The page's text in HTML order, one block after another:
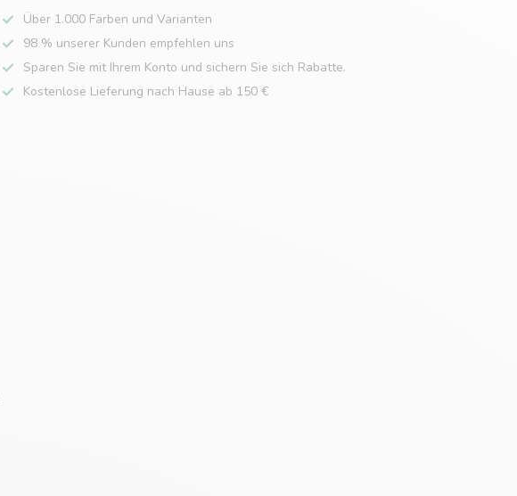
Über 1.000 Farben und Varianten
98 % unserer Kunden empfehlen uns
Sparen Sie mit Ihrem Konto und sichern Sie sich Rabatte.
Kostenlose Lieferung nach Hause ab 150 €